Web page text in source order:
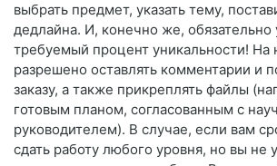
выбрать предмет, указать тему,
дедлайна. И, конечно же, обязательно
требуемый процент уникальности! На
разрешено оставлять комментарии и
заказу, а также прикреплять файлы
готовым планом, согласованным с
руководителем). В случае, если вам
сдать работу любого уровня, но вы не